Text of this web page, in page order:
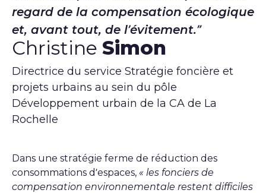
regard de la compensation écologique
et, avant tout, de l’évitement.
Christine Simon
Directrice du service Stratégie foncière et
projets urbains au sein du pôle
Développement urbain de la CA de La
Rochelle
Dans une stratégie ferme de réduction des
consommations d’espaces, « les fonciers de
compensation environnementale restent difficiles